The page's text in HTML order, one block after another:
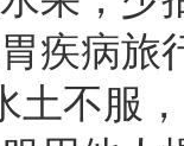
疾病旅
土不服